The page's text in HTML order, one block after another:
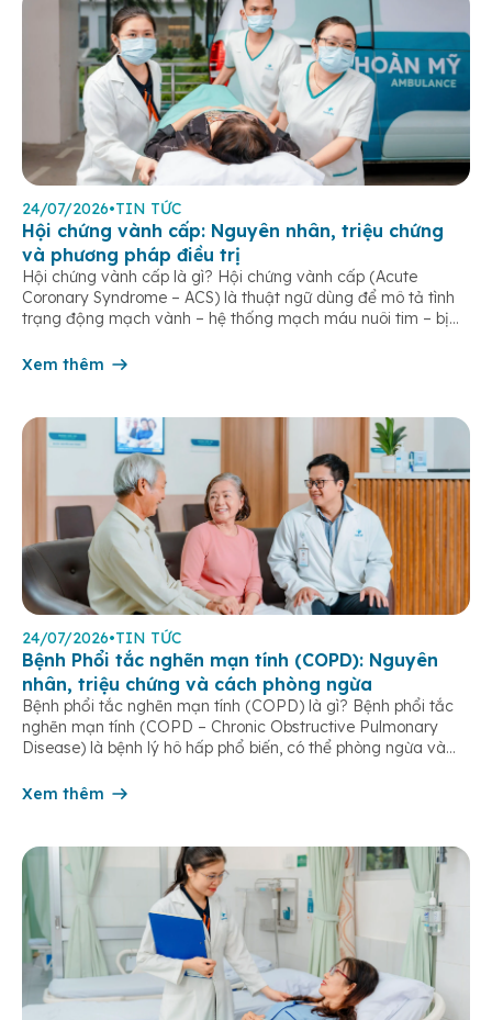
24/07/2026•TIN TỨC
Hội chứng vành cấp: Nguyên nhân, triệu chứng
và phương pháp điều trị
Hội chứng vành cấp là gì? Hội chứng vành cấp (Acute
Coronary Syndrome – ACS) là thuật ngữ dùng để mô tả tình
trạng động mạch vành – hệ thống mạch máu nuôi tim – bị
đến cơ tim giảm hoặc ngừng đột ngột. […]
Xem thêm
24/07/2026•TIN TỨC
Bệnh Phổi tắc nghẽn mạn tính (COPD): Nguyên
nhân, triệu chứng và cách phòng ngừa
Bệnh phổi tắc nghẽn mạn tính (COPD) là gì? Bệnh phổi tắc
nghẽn mạn tính (COPD – Chronic Obstructive Pulmonary
Disease) là bệnh lý hô hấp phổ biến, có thể phòng ngừa và
chứng hô hấp mạn tính như khó thở, ho […]
Xem thêm